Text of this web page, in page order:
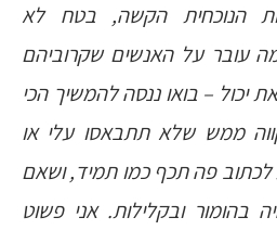
הנוכחית הקשה, בטח לא
עובר על האנשים שקרוביהם
יכול – בואו ננסה להמשיך הכי
ממש שלא תתבאסו עלי או
לכתוב פה תכף כמו תמיד, ושאם
בהומור ובקלילות. אני פשוט